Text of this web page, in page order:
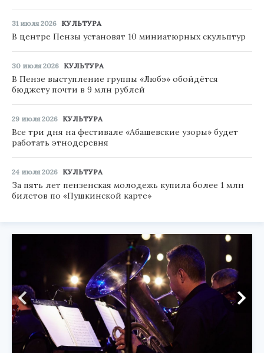
31 июля 2026 КУЛЬТУРА
В центре Пензы установят 10 миниатюрных скульптур
30 июля 2026 КУЛЬТУРА
В Пензе выступление группы «Любэ» обойдётся
бюджету почти в 9 млн рублей
29 июля 2026 КУЛЬТУРА
Все три дня на фестивале «Абашевские узоры» будет
работать этнодеревня
24 июля 2026 КУЛЬТУРА
За пять лет пензенская молодежь купила более 1 млн
билетов по «Пушкинской карте»